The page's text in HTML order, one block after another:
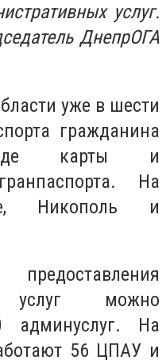
услуг.
ДнепрОГА
уже в шести
гражданина
карты и
На
Никополь и
услуг можно
админуслуг. На
56 ЦПАУ и